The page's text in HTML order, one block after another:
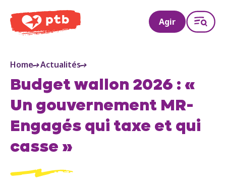
PTB
Agir
Home Actualités
Budget wallon 2026 : «
Un gouvernement MR-
Engagés qui taxe et qui
casse »